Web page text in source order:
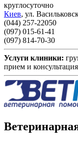
круглосуточно
Киев, ул.
(044) 257-22050
(097) 015-61-41
(097) 814-70-30
Услуги клиники:
прием и консультация